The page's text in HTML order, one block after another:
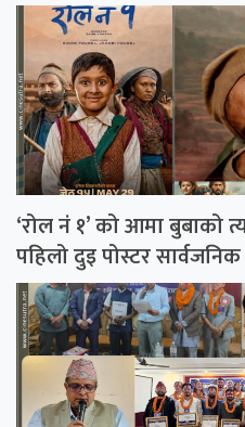
‘रोल नं १’ को आमा बुबाको
पहिलो दुइ पोस्टर सार्वजनिक